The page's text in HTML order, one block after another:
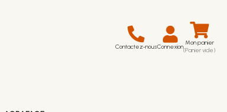
Contactez-nousConnexion Mon panier
(Panier vide)